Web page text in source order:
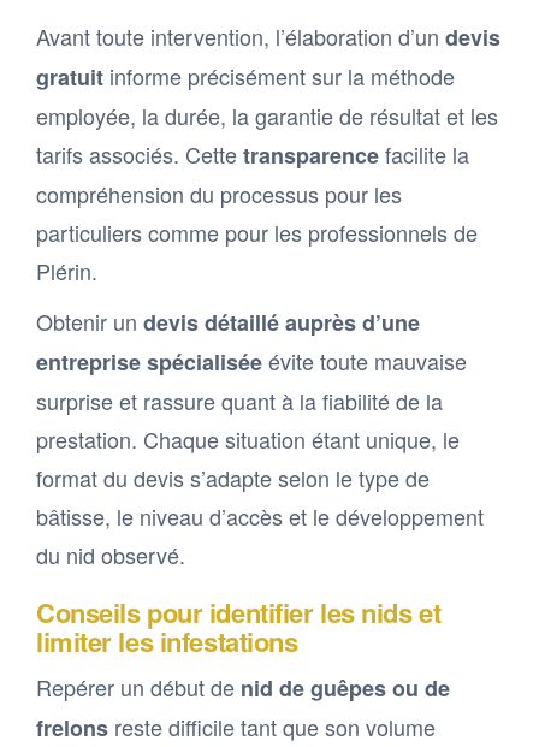
Avant toute intervention, l’élaboration d’un devis
gratuit informe précisément sur la méthode
employée, la durée, la garantie de résultat et les
tarifs associés. Cettetransparencefacilite la
compréhension du processus pour les
particuliers comme pour les professionnels de
Plérin.
Obtenir un devis détaillé auprès d’une
entreprise spécialiséeévite toute mauvaise
surprise et rassure quant à la fiabilité de la
prestation. Chaque situation étant unique, le
format du devis s’adapte selon le type de
bâtisse, le niveau d’accès et le développement
du nid observé.
Conseils pour identifier les nids et
limiter les infestations
Repérer un début de nid de guêpes ou de
frelons reste difficile tant que son volume